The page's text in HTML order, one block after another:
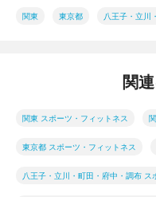
関東 東京都 八王子・立川
関
関東 スポーツ・フィットネス
東京都 スポーツ・フィットネス
八王子・立川・町田・府中・調布 ス